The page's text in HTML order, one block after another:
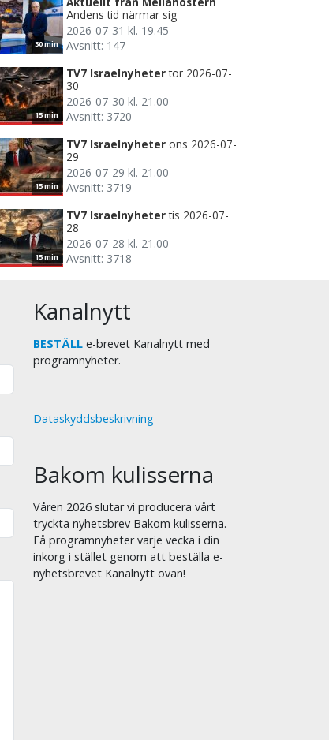
30 min
Ändens tid närmar sig
2026-07-31 kl. 19.45
Avsnitt: 147
15 min
TV7 Israelnyheter tor 2026-07-
30
2026-07-30 kl. 21.00
Avsnitt: 3720
15 min
TV7 Israelnyheter ons 2026-07-
29
2026-07-29 kl. 21.00
Avsnitt: 3719
15 min
TV7 Israelnyheter tis 2026-07-
28
2026-07-28 kl. 21.00
Avsnitt: 3718
Kanalnytt
BESTÄLL e-brevet Kanalnytt med
programnyheter.
Dataskyddsbeskrivning
Bakom kulisserna
Våren 2026 slutar vi producera vårt
tryckta nyhetsbrev Bakom kulisserna.
Få programnyheter varje vecka i din
inkorg i stället genom att beställa e-
nyhetsbrevet Kanalnytt ovan!